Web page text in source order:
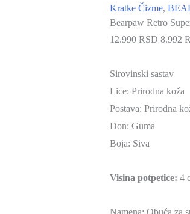
Kratke Čizme,
Bearpaw Retro
12.990 RSD 8.992
Sirovinski sastav
Lice: Prirodna koža
Postava: Prirodna
Đon: Guma
Boja: Siva
Visina potpetice: 4
Namena: Obuća za